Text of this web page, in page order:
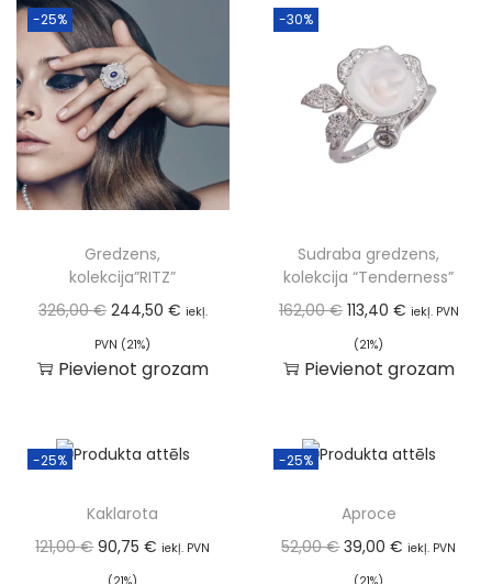
-25%
Gredzens,
kolekcija”RITZ”
326,00€ 244,50 € iekļ.
PVN (21%)
Pievienot grozam
-30%
Sudraba gredzens,
kolekcija “Tenderness”
162,00€ 113,40 € iekļ. PVN
(21%)
Pievienot grozam
-25%
Kaklarota
121,00€ 90,75€ iekļ. PVN
-25%
Aproce
52,00€ 39,00€ iekļ. PVN